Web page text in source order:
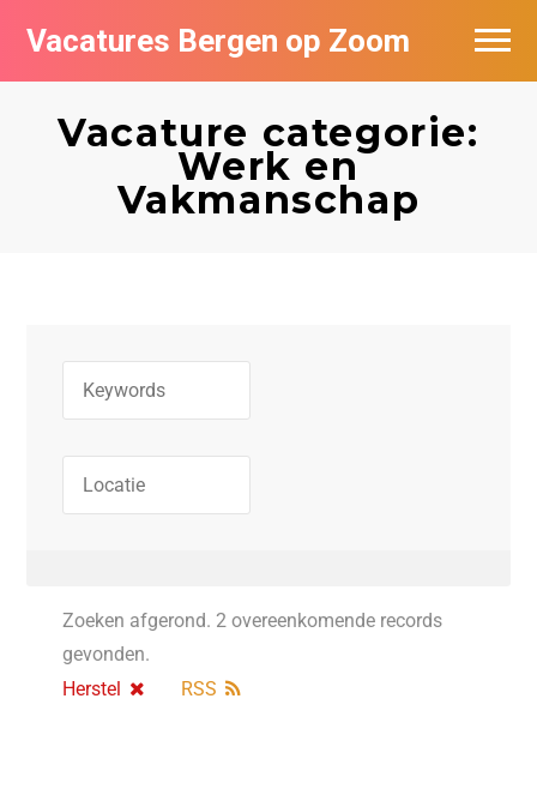
Vacatures Bergen op Zoom
Vacature categorie:
Werk en
Vakmanschap
Zoeken afgerond. 2 overeenkomende records
gevonden.
Herstel
RSS
Vacatures per bedrijf
De populairste vacatures in Bergen op